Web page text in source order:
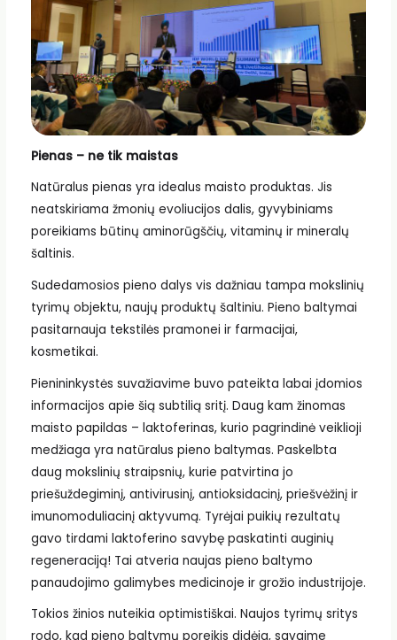
Pienas – ne tik maistas
Natūralus pienas yra idealus maisto produktas. Jis
neatskiriama žmonių evoliucijos dalis, gyvybiniams
poreikiams būtinų aminorūgščių, vitaminų ir mineralų
šaltinis.
Sudedamosios pieno dalys vis dažniau tampa mokslinių
tyrimų objektu, naujų produktų šaltiniu. Pieno baltymai
pasitarnauja tekstilės pramonei ir farmacijai,
kosmetikai.
Pienininkystės suvažiavime buvo pateikta labai įdomios
informacijos apie šią subtilią sritį. Daug kam žinomas
maisto papildas – laktoferinas, kurio pagrindinė veiklioji
medžiaga yra natūralus pieno baltymas. Paskelbta
daug mokslinių straipsnių, kurie patvirtina jo
priešuždegiminį, antivirusinį, antioksidacinį, priešvėžinį ir
imunomoduliacinį aktyvumą. Tyrėjai puikių rezultatų
gavo tirdami laktoferino savybę paskatinti auginių
regeneraciją! Tai atveria naujas pieno baltymo
panaudojimo galimybes medicinoje ir grožio industrijoje.
Tokios žinios nuteikia optimistiškai. Naujos tyrimų sritys
rodo, kad pieno baltymų poreikis didėja, savaime